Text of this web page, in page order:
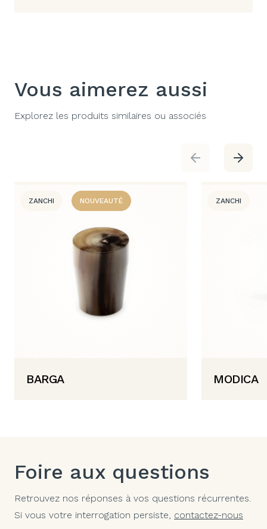
Vous aimerez aussi
Explorez les produits similaires ou associés
ZANCHI NOUVEAUTÉ
BARGA
ZANCHI
MODICA
Foire aux questions
Retrouvez nos réponses à vos questions récurrentes.
Si vous votre interrogation persiste, contactez-nous